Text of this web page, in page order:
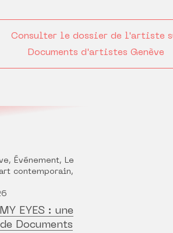
Consulter le dossier de l'artiste
Documents d'artistes Genève
Événement, Le
contemporain,
EYES : une
Documents